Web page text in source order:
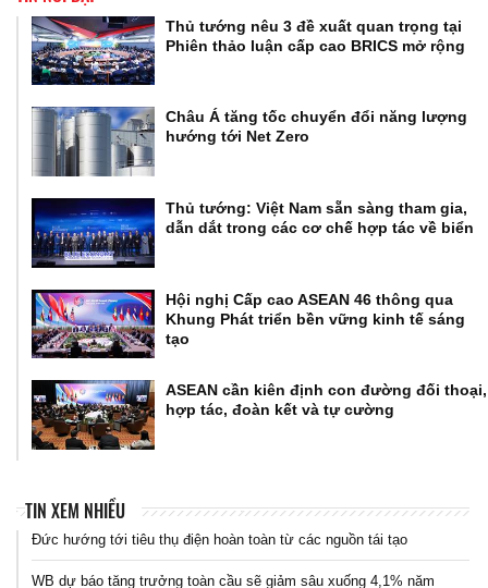
Thủ tướng nêu 3 đề xuất quan trọng tại
Phiên thảo luận cấp cao BRICS mở rộng
Châu Á tăng tốc chuyển đổi năng lượng
hướng tới Net Zero
Thủ tướng: Việt Nam sẵn sàng tham gia,
dẫn dắt trong các cơ chế hợp tác về biển
Hội nghị Cấp cao ASEAN 46 thông qua
Khung Phát triển bền vững kinh tế sáng
tạo
ASEAN cần kiên định con đường đối thoại,
hợp tác, đoàn kết và tự cường
TIN XEM NHIỀU
Đức hướng tới tiêu thụ điện hoàn toàn từ các nguồn tái tạo
WB dự báo tăng trưởng toàn cầu sẽ giảm sâu xuống 4,1% năm